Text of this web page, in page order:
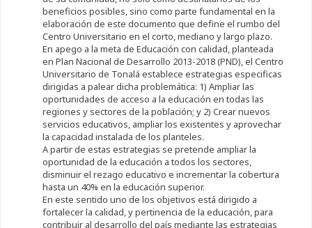
beneficios posibles, sino como parte fundamental en la
elaboración de este documento que define el rumbo del
Centro Universitario en el corto, mediano y largo plazo.
En apego a la meta de Educación con calidad, planteada
en Plan Nacional de Desarrollo 2013-2018 (PND), el Centro
Universitario de Tonalá establece estrategias especificas
dirigidas a palear dicha problemática: 1) Ampliar las
oportunidades de acceso a la educación en todas las
regiones y sectores de la población; y 2) Crear nuevos
servicios educativos, ampliar los existentes y aprovechar
la capacidad instalada de los planteles.
A partir de estas estrategias se pretende ampliar la
oportunidad de la educación a todos los sectores,
disminuir el rezago educativo e incrementar la cobertura
hasta un 40% en la educación superior.
En este sentido uno de los objetivos está dirigido a
fortalecer la calidad, y pertinencia de la educación, para
contribuir al desarrollo del país mediante las estrategias